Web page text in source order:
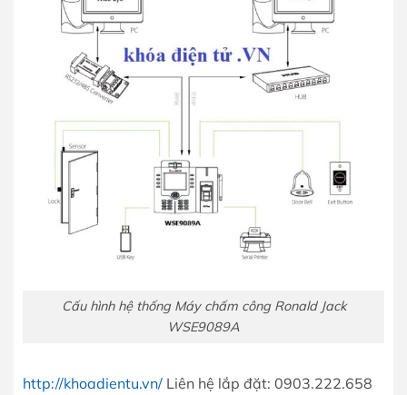
Cấu hình hệ thống Máy chấm công Ronald Jack
WSE9089A
http://khoadientu.vn/ Liên hệ lắp đặt: 0903.222.658